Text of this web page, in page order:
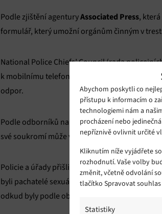
Abychom poskytli co
přístupu k informacím o
technologiemi nám a
procházení nebo
nepříznivě ovlivnit určité
Kliknutím níže vyjádřete
rozhodnutí. Vaše volby
změnit, včetně odvolání
tlačítko Spravovat
Statistiky
Podle zjištění agenturyAssociated Press,
formulář, který umožní orgánům činným v
National Police Chiefs’ Council (rada
k mobilnímu telefonu bude využitý pouze
odpor.
Podle odborníků na sexuální násilíje samo
své soukromí může vést k tomu, že oběť si své
Policie a úřady přišli s nutností podepsat
byli pachatelé sexuálních trestných činu u
odkud byly podle obhajoby získány neprávem.